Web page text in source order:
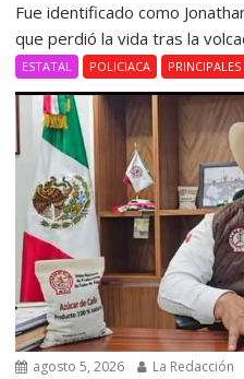
Fue identificado como
que perdió la vida tras la
ESTATAL POLICIACA PRINCIPALES
agosto 5, 2026 La Redacción